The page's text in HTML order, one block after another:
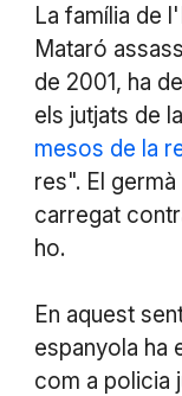
La família de
Mataró
de 2001, ha
els jutjats de
mesos de la
res". El
carregat
ho.
En aquest
espanyola ha
com a policia